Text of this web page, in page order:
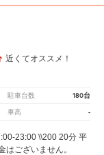
近くてオススメ！
駐車台数 180台
車高 -
23:00 \\200 20分 平
ございません。